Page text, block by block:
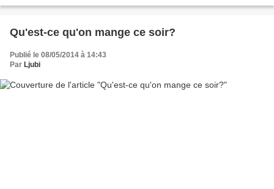
Qu'est-ce qu'on mange ce soir?
Publié le 08/05/2014 à 14:43
Par Ljubi